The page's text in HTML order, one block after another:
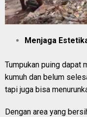
Menjaga
Tumpukan puing dapat
kumuh dan belum
tapi juga bisa
Dengan area yang